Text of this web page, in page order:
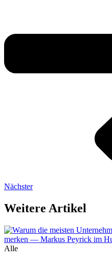
Nächster
Weitere Artikel
Alle